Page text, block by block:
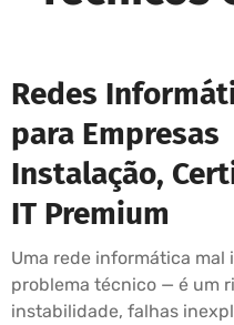
Redes
para Empresas
Instalação,
IT Premium
Uma rede informática mal
problema técnico — é um
instabilidade, falhas